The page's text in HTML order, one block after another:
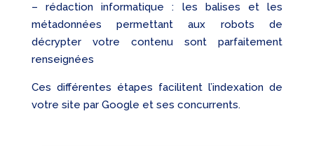
– rédaction informatique : les balises et les
métadonnées permettant aux robots de
décrypter votre contenu sont parfaitement
renseignées
Ces différentes étapes facilitent l’indexation de
votre site par Google et ses concurrents.